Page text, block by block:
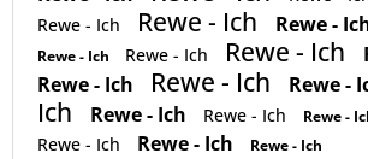
Rewe - Ich Rewe - Ich Rewe -
Rewe - Ich Rewe - Ich Rewe - Ich
Rewe - Ich
Rewe - Ich Rewe -
Ich
Rewe - Ich Rewe - Ich Rewe -
Rewe - Ich
Rewe - Ich Rewe - Ich